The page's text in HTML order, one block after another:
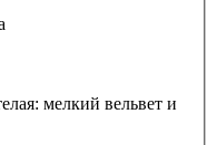
мелкий вельвет и